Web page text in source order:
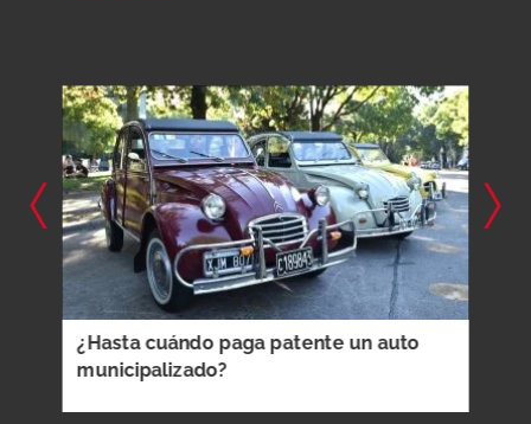
¿Hasta cuándo paga patente un auto
municipalizado?